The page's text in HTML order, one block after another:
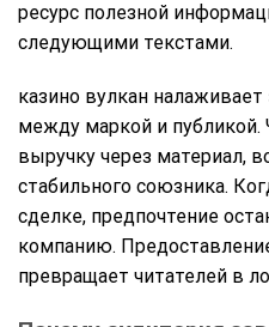
ресурс полезной
следующими текстами.
казино вулкан
между маркой и
выручку через материал,
стабильного союзника.
сделке, предпочтение
компанию.
превращает читателей в